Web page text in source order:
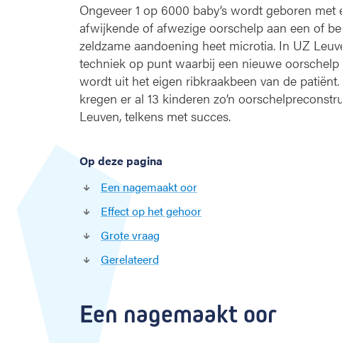
i
e
u
w
e
o
Ongeveer 1 op 6000 baby’s wordt geboren met
afwijkende of afwezige oorschelp aan een of
zeldzame aandoening heet microtia. In UZ
techniek op punt waarbij een nieuwe
wordt uit het eigen ribkraakbeen van de patiënt.
kregen er al 13 kinderen zo’n
Leuven, telkens met succes.
Op deze pagina
Een nagemaakt oor
Effect op het gehoor
Grote vraag
Gerelateerd
Een nagemaakt oor